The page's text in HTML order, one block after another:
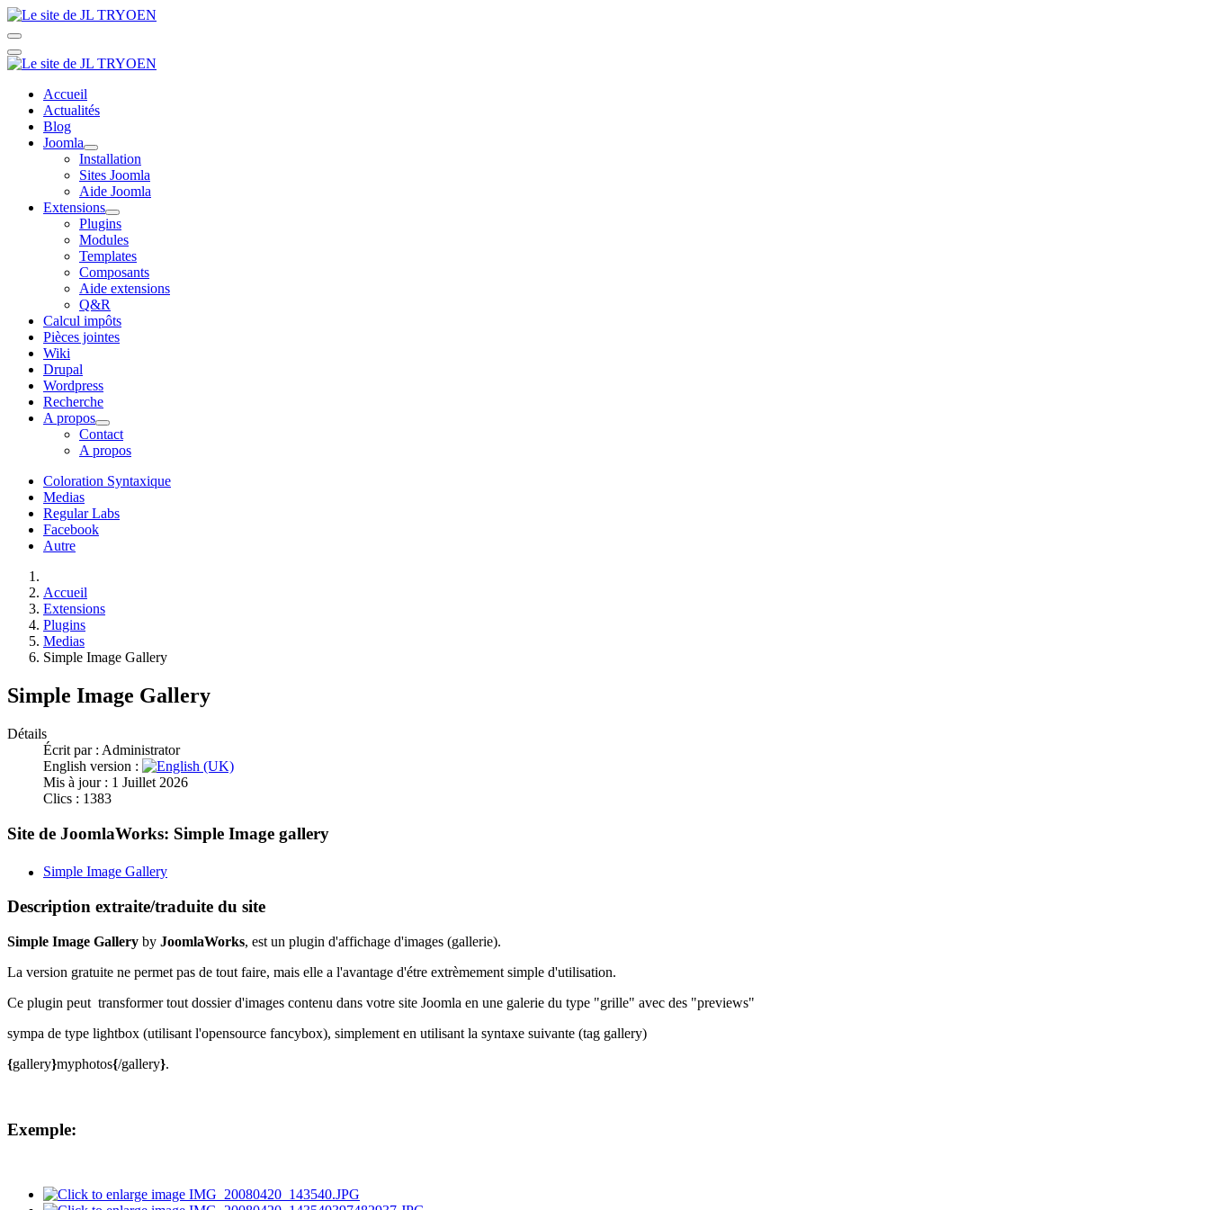
Accueil
Actualités
Blog
Joomla
Installation
Sites Joomla
Aide Joomla
Extensions
Plugins
Modules
Templates
Composants
Aide extensions
Q&R
Calcul impôts
Pièces jointes
Wiki
Drupal
Wordpress
Recherche
A propos
Contact
A propos
Coloration Syntaxique
Medias
Regular Labs
Facebook
Autre
Accueil
Extensions
Plugins
Medias
Simple Image Gallery
Simple Image Gallery
Détails
Écrit par : Administrator
English version :
Mis à jour : 1 Juillet 2026
Clics : 1383
Site de JoomlaWorks: Simple Image gallery
Simple Image Gallery
Description extraite/traduite du site
Simple Image Gallery by JoomlaWorks, est un plugin d'affichage d'images (gallerie).
La version gratuite ne permet pas de tout faire, mais elle a l'avantage d'étre extrèmement simple d'utilisation.
Ce plugin peut transformer tout dossier d'images contenu dans votre site Joomla en une galerie du type "grille" avec des "previews"
sympa de type lightbox (utilisant l'opensource fancybox), simplement en utilisant la syntaxe suivante (tag gallery)
{gallery}myphotos{/gallery}.
Exemple: